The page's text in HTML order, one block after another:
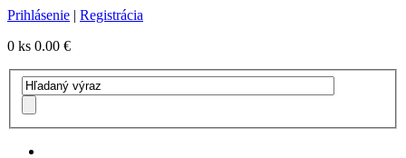
Prihlásenie | Registrácia
0 ks 0.00 €